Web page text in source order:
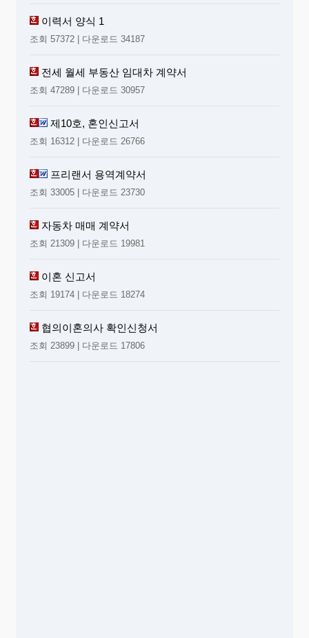
이력서 양식 1
조회 57372 | 다운로드 34187
전세 월세 부동산 임대차 계약서
조회 47289 | 다운로드 30957
제10호, 혼인신고서
조회 16312 | 다운로드 26766
프리랜서 용역계약서
조회 33005 | 다운로드 23730
자동차 매매 계약서
조회 21309 | 다운로드 19981
이혼 신고서
조회 19174 | 다운로드 18274
협의이혼의사 확인신청서
조회 23899 | 다운로드 17806